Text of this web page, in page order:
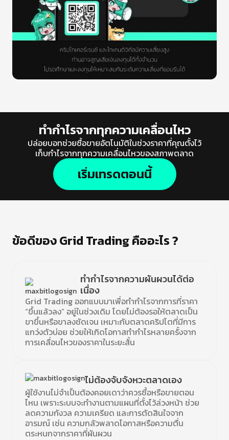
ทำกำไรจากทุกความเคลื่อนไหว
ปล่อยบอทช่วยซื้อขายอัตโนมัติในช่วงราคาที่คุณตั้งไว้
เก็บกำไรจากทุกความเคลื่อนไหวของสภาพตลาด
เริ่มเทรดตอนนี้
ข้อดีของ Grid Trading คืออะไร ?
ทำกำไรจากความผันผวนได้ต่อ
เนื่อง
Grid Trading ออกแบบมาเพื่อทำกำไรจากการที่ราคา
“ขึ้นแล้วลง” อยู่ในช่วงเดิม โดยไม่ต้องรอให้ตลาดเป็น
ขาขึ้นหรือขาลงชัดเจน เหมาะกับตลาดคริปโตที่มีการ
แกว่งตัวบ่อย ช่วยให้เกิดโอกาสทำกำไรหลายครั้งจาก
การเคลื่อนไหวของราคาในระยะสั้น
ไม่ต้องจับจังหวะตลาดเอง
ผู้ใช้งานไม่จำเป็นต้องคอยเดาว่าควรซื้อหรือขายตอน
ไหน เพราะระบบจะทำงานตามแผนที่ตั้งไว้ล่วงหน้า ช่วย
ลดความกังวล ความเครียด และการตัดสินใจจาก
อารมณ์ เช่น ความกลัวพลาดโอกาสหรือความตื่น
ตระหนกจากราคาที่ผันผวน